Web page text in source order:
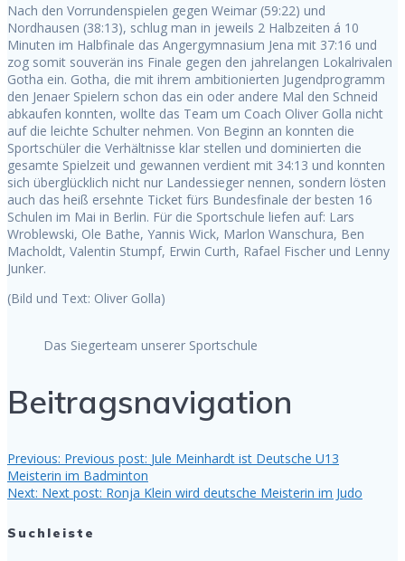
Nach den Vorrundenspielen gegen Weimar (59:22) und
Nordhausen (38:13), schlug man in jeweils 2 Halbzeiten á 10
Minuten im Halbfinale das Angergymnasium Jena mit 37:16 und
zog somit souverän ins Finale gegen den jahrelangen Lokalrivalen
Gotha ein. Gotha, die mit ihrem ambitionierten Jugendprogramm
den Jenaer Spielern schon das ein oder andere Mal den Schneid
abkaufen konnten, wollte das Team um Coach Oliver Golla nicht
auf die leichte Schulter nehmen. Von Beginn an konnten die
Sportschüler die Verhältnisse klar stellen und dominierten die
gesamte Spielzeit und gewannen verdient mit 34:13 und konnten
sich überglücklich nicht nur Landessieger nennen, sondern lösten
auch das heiß ersehnte Ticket fürs Bundesfinale der besten 16
Schulen im Mai in Berlin. Für die Sportschule liefen auf: Lars
Wroblewski, Ole Bathe, Yannis Wick, Marlon Wanschura, Ben
Macholdt, Valentin Stumpf, Erwin Curth, Rafael Fischer und Lenny
Junker.
(Bild und Text: Oliver Golla)
Das Siegerteam unserer Sportschule
Beitragsnavigation
Previous: Previous post: Jule Meinhardt ist Deutsche U13
Meisterin im Badminton
Next: Next post: Ronja Klein wird deutsche Meisterin im Judo
Suchleiste